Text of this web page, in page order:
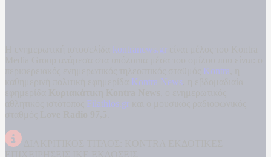
kontranews.gr
Kontra
Kontra News
Filathlos.gr